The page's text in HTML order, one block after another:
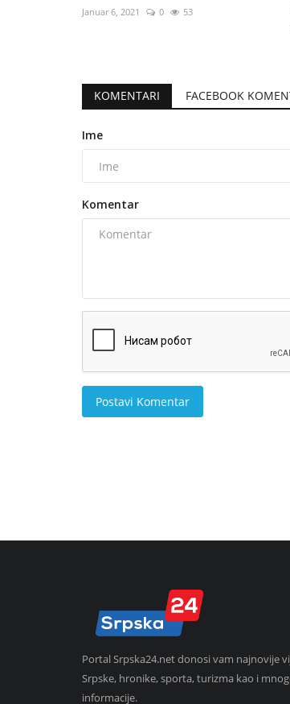
Januar 6, 2021 0 53
KOMENTARI FACEBOOK
Ime
Komentar
Postavi Komentar
Portal Srpska24.net donosi vam najnovije
Srpske, hronike, sporta, turizma kao i
informacije.